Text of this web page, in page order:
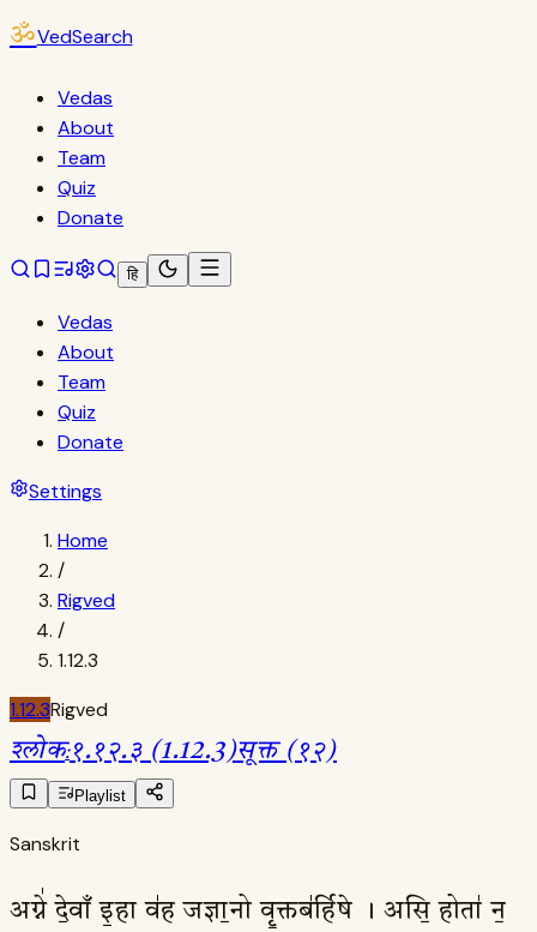
ॐVedSearch
Vedas
About
Team
Quiz
Donate
हि
Vedas
About
Team
Quiz
Donate
Settings
Home
/
Rigved
/
1.12.3
1.12.3Rigved
श्लोक:१.१२.३ (1.12.3)सूक्त (१२)
Playlist
Sanskrit
अग्ने॑ दे॒वाँ इ॒हा व॑ह जज्ञा॒नो वृ॒क्तब॑र्हिषे । असि॒ होता॑ न॒